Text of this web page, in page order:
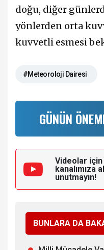
doğu, diğer
yönlerden orta
kuvvetli esmesi
#Meteoroloji Dairesi
GÜNÜN
Videolar için
kanalımıza
unutmayın!
BUNLARA DA